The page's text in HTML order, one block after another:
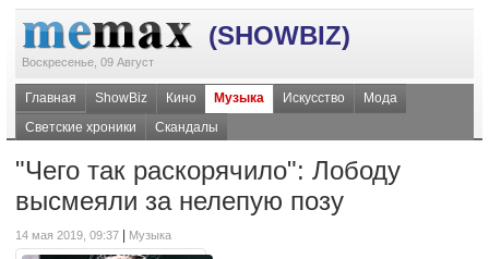
(SHOWBIZ)
Воскресенье, 09 Август
Главная ShowBiz Кино Музыка Искусство
Мода
Светские хроники
Скандалы
"Чего так раскорячило": Лободу
высмеяли за нелепую позу
14 мая 2019, 09:37 Музыка